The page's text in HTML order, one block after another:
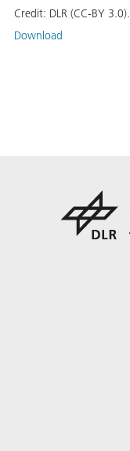
Credit: DLR (CC-BY 3.0).
Download